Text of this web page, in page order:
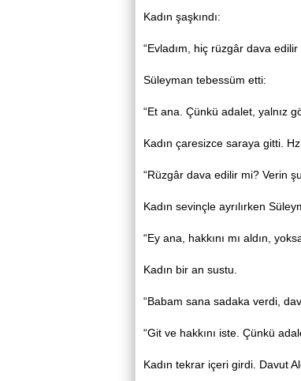
Kadın şaşkındı:
“Evladım, hiç rüzgâr dava edilir
Süleyman tebessüm etti:
“Et ana. Çünkü adalet, yalnız
Kadın çaresizce saraya gitti.
“Rüzgâr dava edilir mi? Verin
Kadın sevinçle ayrılırken
“Ey ana, hakkını mı aldın,
Kadın bir an sustu.
“Babam sana sadaka verdi,
“Git ve hakkını iste. Çünkü
Kadın tekrar içeri girdi. Davut